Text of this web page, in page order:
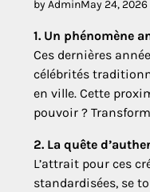
by AdminMay 24, 2026
1. Un phénomène
Ces dernières
célébrités
en ville. Cette
pouvoir ?
2. La quête
L’attrait pour ces
standardisées, se